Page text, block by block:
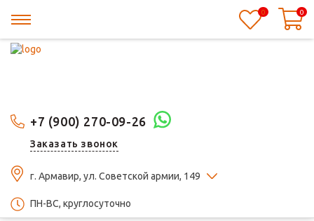
+7 (900) 270-09-26
Заказать звонок
г. Армавир, ул. Советской армии, 149
ПН-ВС, круглосуточно
0 0